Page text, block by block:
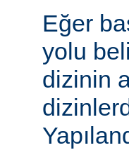
Eğer
yolu
dizinin